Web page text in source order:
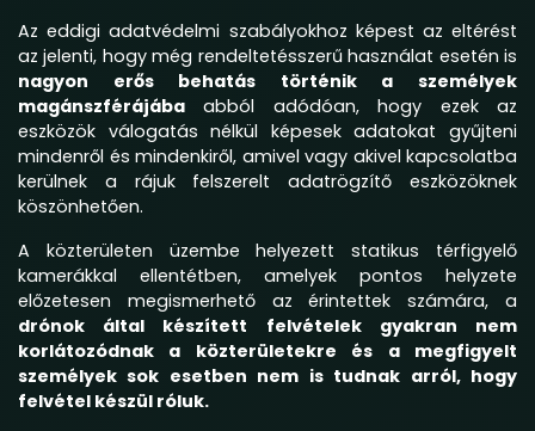
Az eddigi adatvédelmi szabályokhoz képest az eltérést
az jelenti, hogy még rendeltetésszerű használat esetén is
nagyon erős behatás történik a személyek
magánszférájába abból adódóan, hogy ezek az
eszközök válogatás nélkül képesek adatokat gyűjteni
mindenről és mindenkiről, amivel vagy akivel kapcsolatba
kerülnek a rájuk felszerelt adatrögzítő eszközöknek
köszönhetően.
A közterületen üzembe helyezett statikus térfigyelő
kamerákkal ellentétben, amelyek pontos helyzete
előzetesen megismerhető az érintettek számára, a
drónok által készített felvételek gyakran nem
korlátozódnak a közterületekre és a megfigyelt
személyek sok esetben nem is tudnak arról, hogy
felvétel készül róluk.